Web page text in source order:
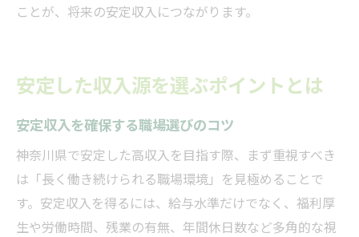
ことが、将来の安定収入につながります。
安定した収入源を選ぶポイントとは
安定収入を確保する職場選びのコツ
神奈川県で安定した高収入を目指す際、まず重視すべき
は「長く働き続けられる職場環境」を見極めることで
す。安定収入を得るには、給与水準だけでなく、福利厚
生や労働時間、残業の有無、年間休日数など多角的な視